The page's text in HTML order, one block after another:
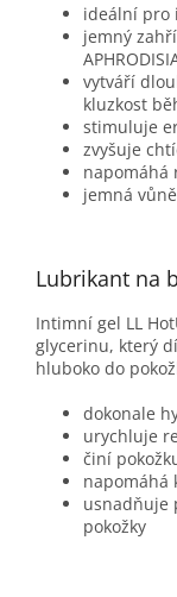
ideální pro
jemný
vytváří
kluzkost
stimuluje
zvyšuje
napomáhá
jemná
Lubrikant na
Intimní gel LL
glycerinu, který
hluboko do
dokonale
urychluje
činí
napomáhá
usnadňuje
pokožky